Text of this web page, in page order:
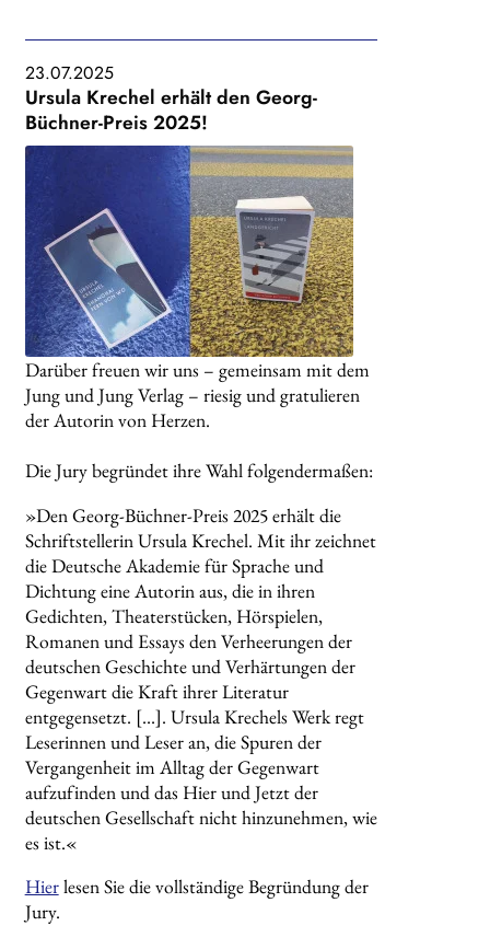
23.07.2025
Ursula Krechel erhält den Georg-
Büchner-Preis 2025!
Darüber freuen wir uns – gemeinsam mit dem
Jung und Jung Verlag – riesig und gratulieren
der Autorin von Herzen.
Die Jury begründet ihre Wahl folgendermaßen:
»Den Georg-Büchner-Preis 2025 erhält die
Schriftstellerin Ursula Krechel. Mit ihr zeichnet
die Deutsche Akademie für Sprache und
Dichtung eine Autorin aus, die in ihren
Gedichten, Theaterstücken, Hörspielen,
Romanen und Essays den Verheerungen der
deutschen Geschichte und Verhärtungen der
Gegenwart die Kraft ihrer Literatur
entgegensetzt. […]. Ursula Krechels Werk regt
Leserinnen und Leser an, die Spuren der
Vergangenheit im Alltag der Gegenwart
aufzufinden und das Hier und Jetzt der
deutschen Gesellschaft nicht hinzunehmen, wie
es ist.«
Hierlesen Sie die vollständige Begründung der
Jury.